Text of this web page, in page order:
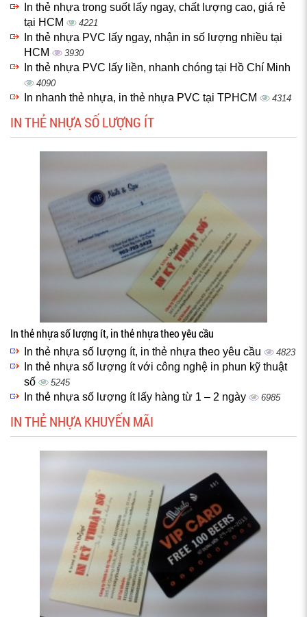
In thẻ nhựa trong suốt lấy ngay, chất lượng cao, giá rẻ
tại HCM
4221
In thẻ nhựa PVC lấy ngay, nhận in số lượng nhiều tại
HCM
3930
In thẻ nhựa PVC lấy liền, nhanh chóng tại Hồ Chí Minh
4090
In nhanh thẻ nhựa, in thẻ nhựa PVC tại TPHCM 4314
IN THẺ NHỰA SỐ LƯỢNG ÍT
In thẻ nhựa số lượng ít, in thẻ nhựa theo yêu cầu
In thẻ nhựa số lượng ít, in thẻ nhựa theo yêu cầu 4823
In thẻ nhựa số lượng ít với công nghệ in phun kỹ thuật
số
5245
In thẻ nhựa số lượng ít lấy hàng từ 1 – 2 ngày 6985
IN THẺ NHỰA KHUYẾN MÃI